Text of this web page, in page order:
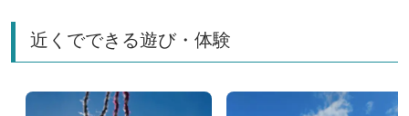
近くでできる遊び・体験